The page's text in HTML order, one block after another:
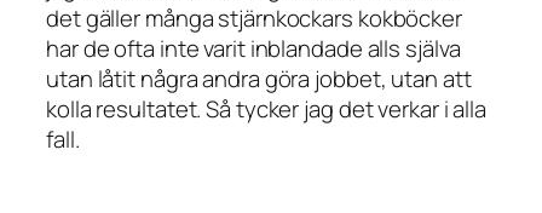
det gäller många stjärnkockars kokböcker
har de ofta inte varit inblandade alls själva
utan låtit några andra göra jobbet, utan att
kolla resultatet. Så tycker jag det verkar i alla
fall.